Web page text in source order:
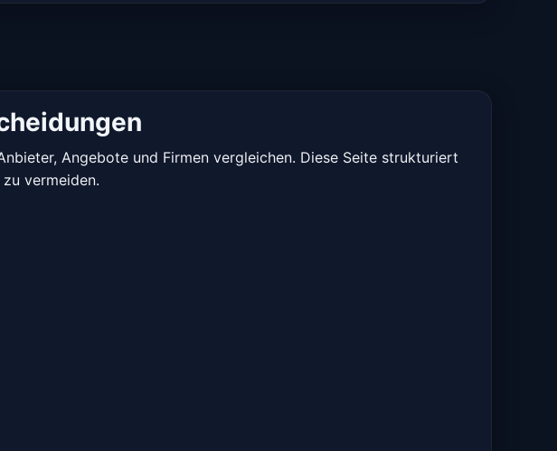
Angebote und Firmen vergleichen. Diese Seite strukturiert
vermeiden.